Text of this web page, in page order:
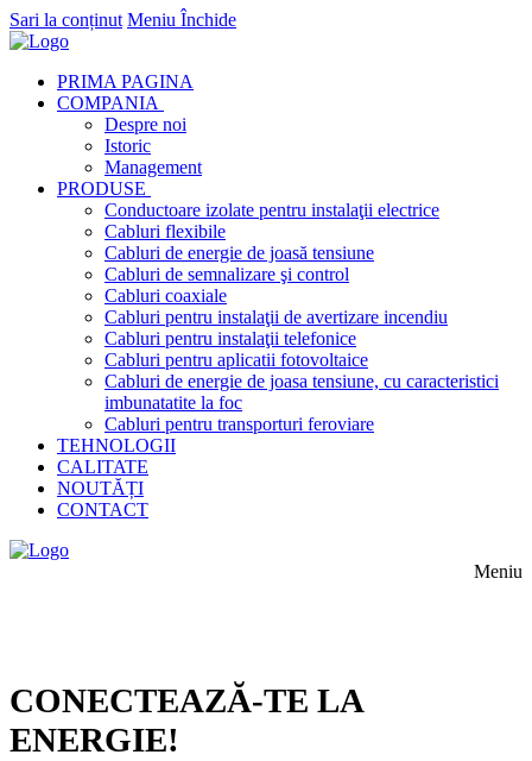
Sari la conținut Meniu Închide
PRIMA PAGINA
COMPANIA
Despre noi
Istoric
Management
PRODUSE
Conductoare izolate pentru instalaţii electrice
Cabluri flexibile
Cabluri de energie de joasă tensiune
Cabluri de semnalizare şi control
Cabluri coaxiale
Cabluri pentru instalaţii de avertizare incendiu
Cabluri pentru instalaţii telefonice
Cabluri pentru aplicatii fotovoltaice
Cabluri de energie de joasa tensiune, cu caracteristici
imbunatatite la foc
Cabluri pentru transporturi feroviare
TEHNOLOGII
CALITATE
NOUTĂȚI
CONTACT
Meniu
CONECTEAZĂ-TE LA
ENERGIE!